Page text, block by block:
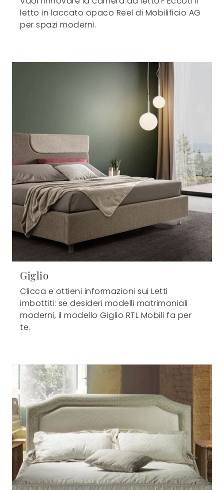
letto in laccato opaco Reel di Mobilificio AG
per spazi moderni.
Giglio
Clicca e ottieni informazioni sui Letti
imbottiti: se desideri modelli matrimoniali
moderni, il modello Giglio RTL Mobili fa per
te.